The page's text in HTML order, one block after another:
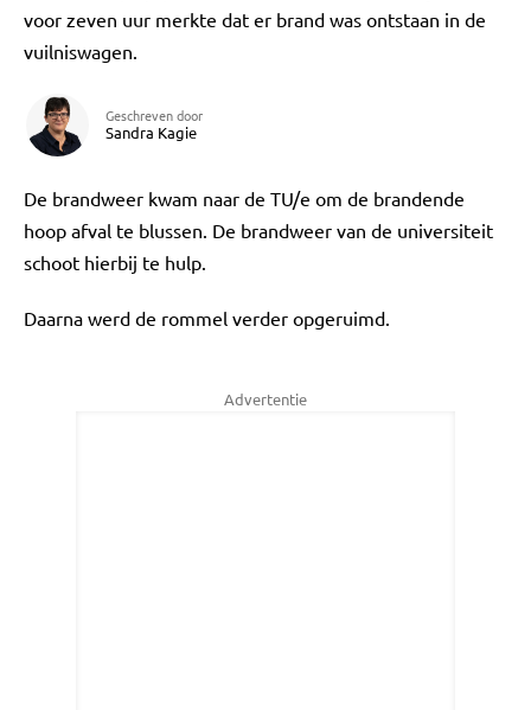
voor zeven uur merkte dat er brand was ontstaan in de
vuilniswagen.
Geschreven door
Sandra Kagie
De brandweer kwam naar de TU/e om de brandende
hoop afval te blussen. De brandweer van de universiteit
schoot hierbij te hulp.
Daarna werd de rommel verder opgeruimd.
Advertentie